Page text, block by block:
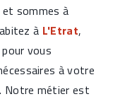
et sommes à
à L'Etrat,
vous
à votre
. Notre métier est